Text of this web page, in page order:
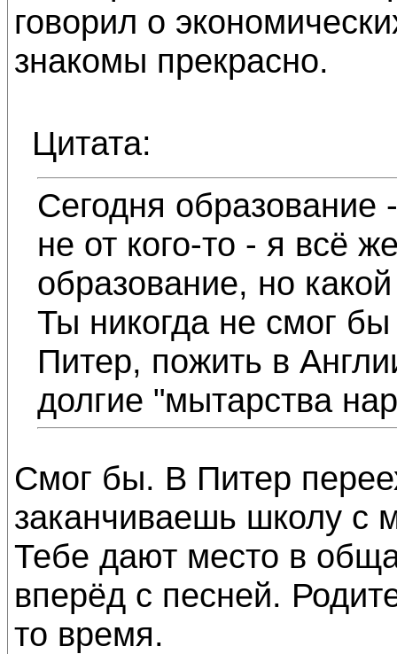
говорил о
знакомы прекрасно.
Цитата:
Сегодня образование
не от кого-то - я всё
образование, но
Ты никогда не смог бы
Питер, пожить в
долгие "мытарства
Смог бы. В Питер
заканчиваешь школу с
Тебе дают место в
вперёд с песней.
то время.